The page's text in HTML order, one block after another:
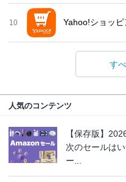
10 Yahoo!ショッ
す
人気のコンテンツ
【保存版】
次のセールは
ー...